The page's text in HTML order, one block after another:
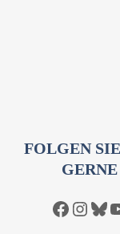
FOLGEN
GERNE
Facebook Instagram Bluesky YouTube